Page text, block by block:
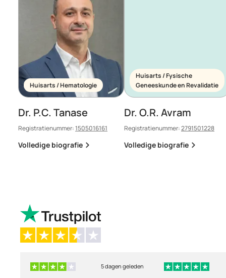
Huisarts / Hematologie
Dr. P.C. Tanase
Registratienummer:1505016161
Volledige biografie
Huisarts / Fysische
Geneeskunde en Revalidatie
Dr. O.R. Avram
Registratienummer:2791501228
Volledige biografie
5 dagen geleden